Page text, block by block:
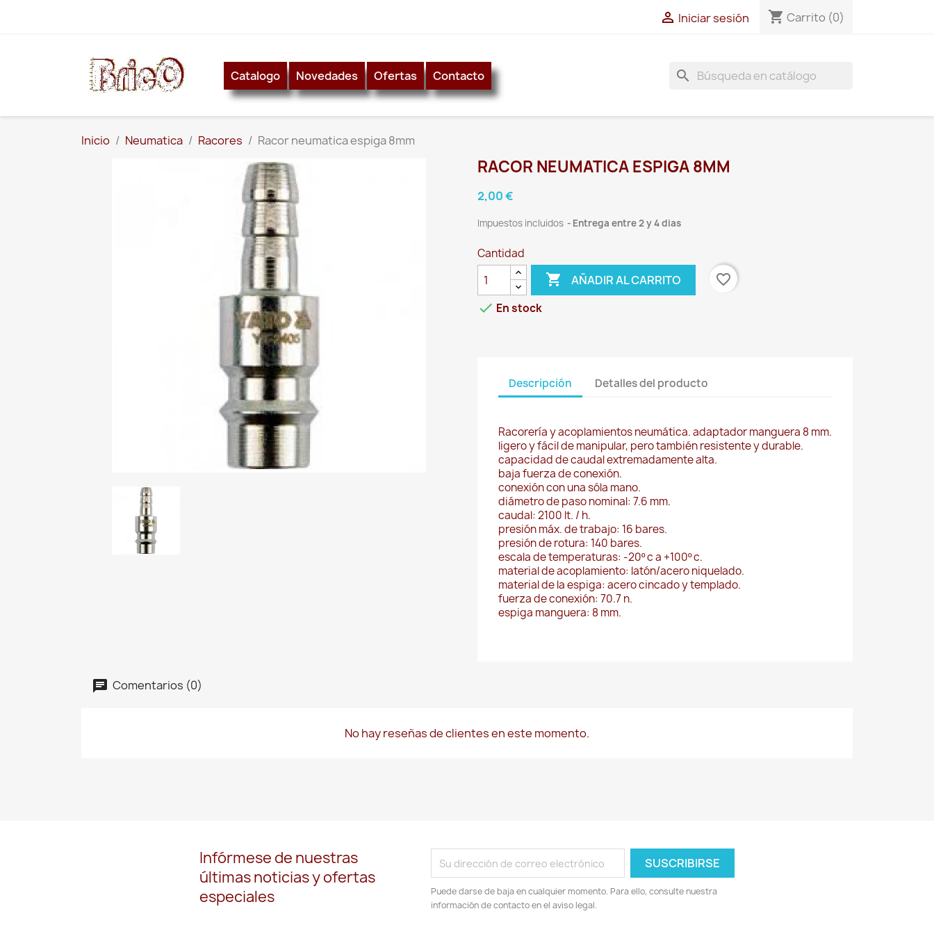
 Iniciar sesión shopping_cart Carrito (0)
Catalogo Novedades Ofertas Contacto search
Inicio Neumatica Racores Racor neumatica espiga 8mm
RACOR NEUMATICA ESPIGA 8MM
2,00 €
Impuestos incluidos Entrega entre 2 y 4 dias
Cantidad
 AÑADIR AL CARRITO
favorite_border
 En stock
Descripción Detalles del producto
Racorería y acoplamientos neumática. adaptador manguera 8 mm.
ligero y fácil de manipular, pero también resistente y durable.
capacidad de caudal extremadamente alta.
baja fuerza de conexión.
conexión con una sóla mano.
diámetro de paso nominal: 7.6 mm.
caudal: 2100 lt. / h.
presión máx. de trabajo: 16 bares.
presión de rotura: 140 bares.
escala de temperaturas: -20º c a +100º c.
material de acoplamiento: latón/acero niquelado.
material de la espiga: acero cincado y templado.
fuerza de conexión: 70.7 n.
espiga manguera: 8 mm.
Comentarios (0)
No hay reseñas de clientes en este momento.
Infórmese de nuestras
últimas noticias y ofertas
especiales
Puede darse de baja en cualquier momento. Para ello, consulte nuestra
información de contacto en el aviso legal.